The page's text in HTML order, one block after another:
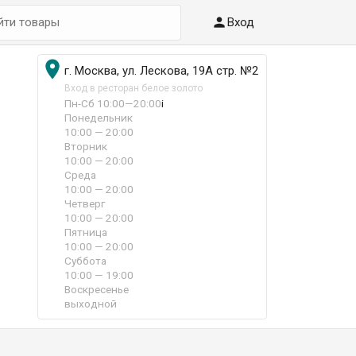
Вход
 г. Москва, ул. Лескова, 19А стр. №2
Вход в ресторан белое золото
Пн-Сб 10:00—20:00i
Понедельник
10:00 — 20:00
Вторник
10:00 — 20:00
Среда
10:00 — 20:00
Четверг
10:00 — 20:00
Пятница
10:00 — 20:00
Суббота
10:00 — 19:00
Воскресенье
выходной